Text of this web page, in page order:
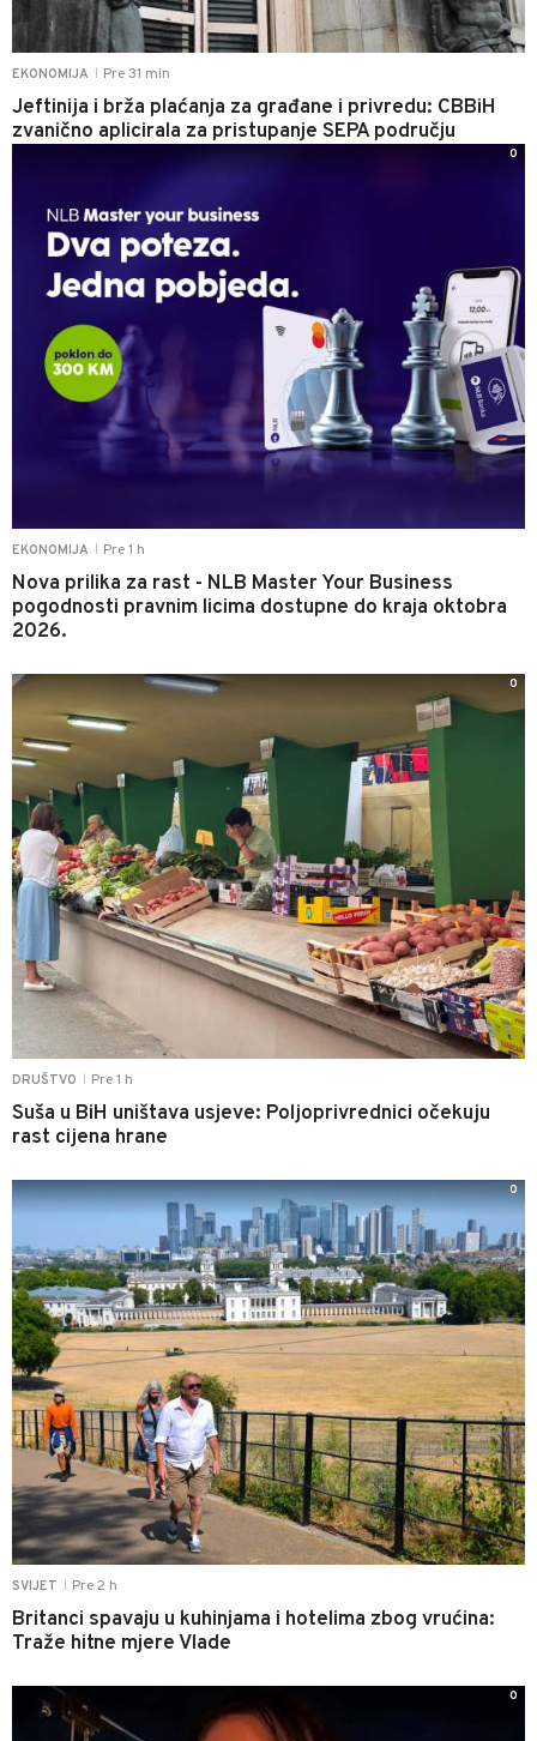
EKONOMIJA Pre 31 min
Jeftinija i brža plaćanja za građane i privredu: CBBiH
zvanično aplicirala za pristupanje SEPA području
EKONOMIJA Pre 1 h
Nova prilika za rast - NLB Master Your Business
pogodnosti pravnim licima dostupne do kraja oktobra
2026.
0
DRUŠTVO Pre 1 h
Suša u BiH uništava usjeve: Poljoprivrednici očekuju
rast cijena hrane
0
SVIJET Pre 2 h
Britanci spavaju u kuhinjama i hotelima zbog vrućina:
Traže hitne mjere Vlade
0
0